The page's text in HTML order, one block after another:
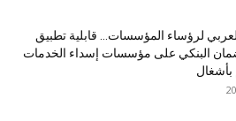
لرؤساء المؤسسات… قابلية تطبيق
البنكي على مؤسسات إسداء الخدمات
بأشغال